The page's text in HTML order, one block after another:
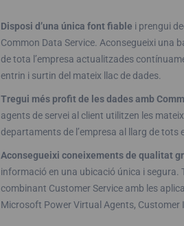
Disposi d’una única font fiable i prengui
Common Data Service. Aconsegueixi una
de tota l’empresa actualitzades
entrin i surtin del mateix llac de dades.
Tregui més profit de les dades amb
agents de servei al client utilitzen les
departaments de l’empresa al llarg de tots
Aconsegueixi coneixements de qualitat
informació en una ubicació única i segura.
combinant Customer Service amb les
Microsoft Power Virtual Agents, Customer